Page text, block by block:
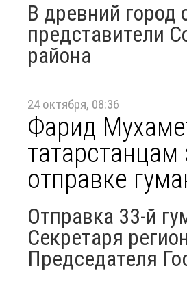
В древний
представители
района
24 октября, 08:36
Фарид
отправке
Отправка 33-й
Секретаря
Председателя